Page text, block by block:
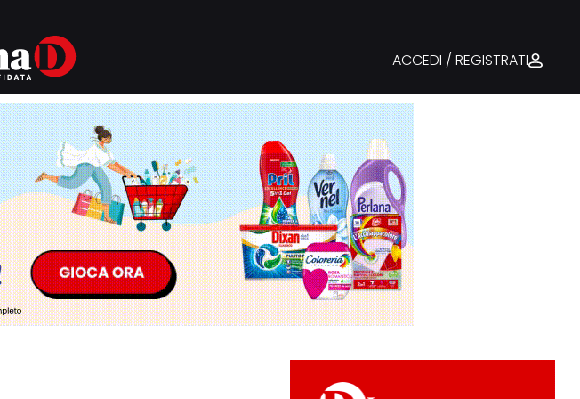
ACCEDI / REGISTRATI